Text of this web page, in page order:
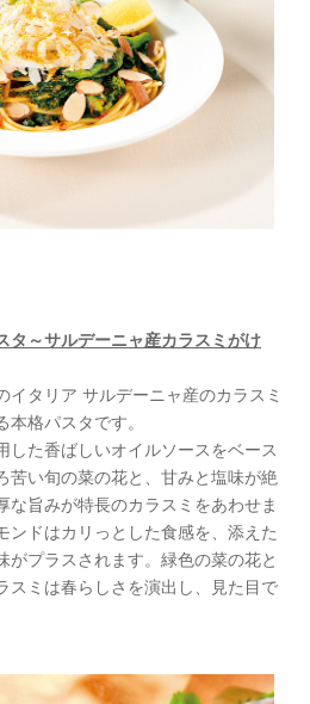
タ～サルデーニャ産カラスミがけ
タリア サルデーニャ産のカラスミ
格パスタです。
た香ばしいオイルソースをベース
苦い旬の菜の花と、甘みと塩味が絶
な旨みが特長のカラスミをあわせま
ンドはカリっとした食感を、添えた
がプラスされます。緑色の菜の花と
スミは春らしさを演出し、見た目で